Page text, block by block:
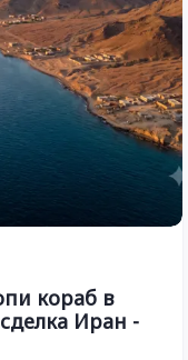
кораб в
Иран -